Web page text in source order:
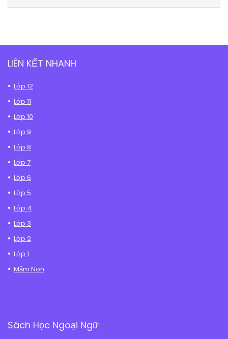
LIÊN KẾT NHANH
Lớp 12
Lớp 11
Lớp 10
Lớp 9
Lớp 8
Lớp 7
Lớp 6
Lớp 5
Lớp 4
Lớp 3
Lớp 2
Lớp 1
Mầm Non
Sách Học Ngoại Ngữ